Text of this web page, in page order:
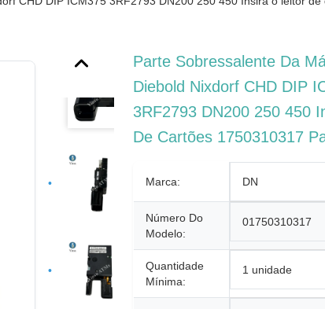
Parte Sobressalente Da
Diebold Nixdorf CHD DIP
3RF2793 DN200 250 450
De Cartões 1750310317
Marca: DN
Número Do
Modelo:
01750310317
Quantidade
Mínima:
1 unidade